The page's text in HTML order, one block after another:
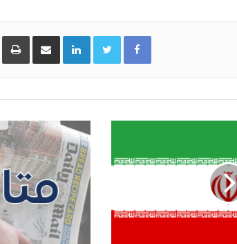
Facebook
Twitter
LinkedInمشاركة عبر البريد